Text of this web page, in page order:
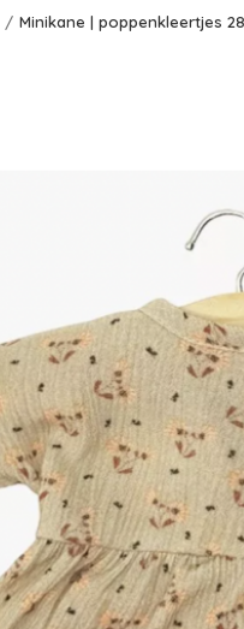
Minikane | poppenkleertjes